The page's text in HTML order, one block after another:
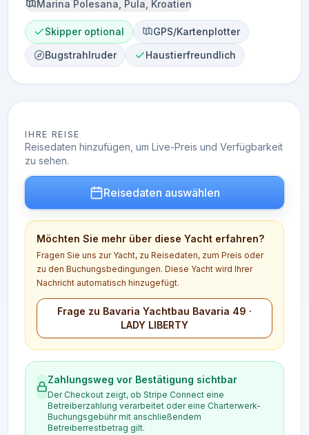
Marina Polesana, Pula, Kroatien
Skipper optional
GPS/Kartenplotter
Bugstrahlruder
Haustierfreundlich
IHRE REISE
Reisedaten hinzufügen, um Live-Preis und Verfügbarkeit
zu sehen.
Reisedaten auswählen
Möchten Sie mehr über diese Yacht erfahren?
Fragen Sie uns zur Yacht, zu Reisedaten, zum Preis oder
zu den Buchungsbedingungen. Diese Yacht wird Ihrer
Nachricht automatisch hinzugefügt.
Frage zu Bavaria Yachtbau Bavaria 49 ·
LADY LIBERTY
Zahlungsweg vor Bestätigung sichtbar
Der Checkout zeigt, ob Stripe Connect eine
Betreiberzahlung verarbeitet oder eine Charterwerk-
Buchungsgebühr mit anschließendem
Betreiberrestbetrag gilt.